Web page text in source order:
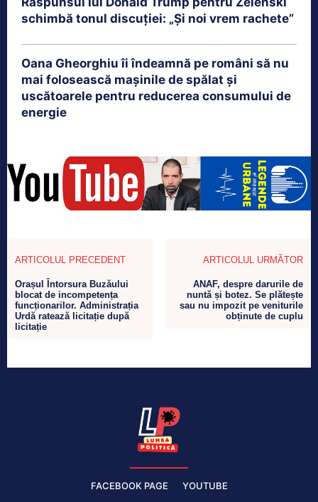
schimbă tonul discuției: „Și noi vrem rachete”
Oana Gheorghiu îi îndeamnă pe români să nu
mai folosească mașinile de spălat și
uscătoarele pentru reducerea consumului de
energie
ARTICOLUL PRECEDENT
Orașul Întorsura Buzăului
blocat de incompetența
funcționarilor. Administrația
Urdă ratează licitație după
licitație
ARTICOLUL URMĂTOR
ANAF, despre darurile de
nuntă și botez. Se plătește
sau nu impozit pe veniturile
obținute de cuplu
FACEBOOK PAGE YOUTUBE